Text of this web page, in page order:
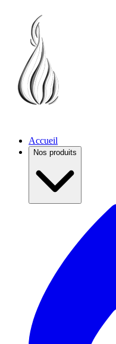
Accueil
Nos produits